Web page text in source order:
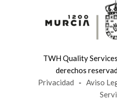
TWH Quality
derechos
Privacidad - Aviso